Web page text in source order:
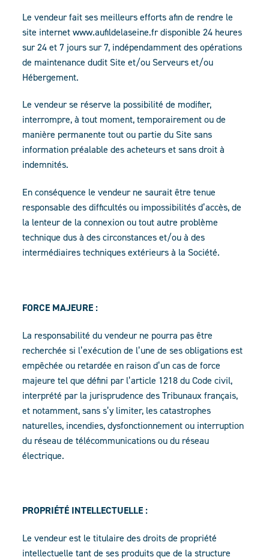
Le vendeur fait ses meilleurs efforts afin de rendre le
site internet www.aufildelaseine.fr disponible 24 heures
sur 24 et 7 jours sur 7, indépendamment des opérations
de maintenance dudit Site et/ou Serveurs et/ou
Hébergement.
Le vendeur se réserve la possibilité de modifier,
interrompre, à tout moment, temporairement ou de
manière permanente tout ou partie du Site sans
information préalable des acheteurs et sans droit à
indemnités.
En conséquence le vendeur ne saurait être tenue
responsable des difficultés ou impossibilités d’accès, de
la lenteur de la connexion ou tout autre problème
technique dus à des circonstances et/ou à des
intermédiaires techniques extérieurs à la Société.
FORCE MAJEURE :
La responsabilité du vendeur ne pourra pas être
recherchée si l’exécution de l’une de ses obligations est
empêchée ou retardée en raison d’un cas de force
majeure tel que défini par l’article 1218 du Code civil,
interprété par la jurisprudence des Tribunaux français,
et notamment, sans s’y limiter, les catastrophes
naturelles, incendies, dysfonctionnement ou interruption
du réseau de télécommunications ou du réseau
électrique.
PROPRIÉTÉ INTELLECTUELLE :
Le vendeur est le titulaire des droits de propriété
intellectuelle tant de ses produits que de la structure